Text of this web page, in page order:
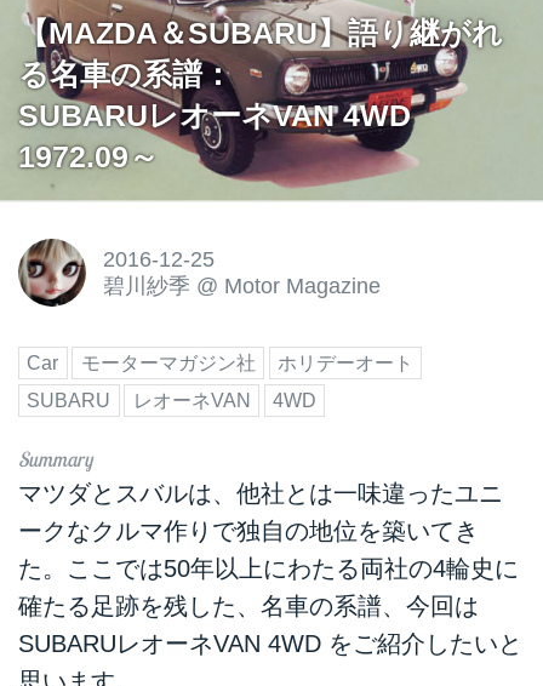
【MAZDA＆SUBARU】語り継がれ
る名車の系譜：
SUBARUレオーネVAN 4WD
1972.09～
2016-12-25
碧川紗季 @ Motor Magazine
Car モーターマガジン社
ホリデーオート
SUBARU
レオーネVAN 4WD
マツダとスバルは、他社とは一味違ったユニ
ークなクルマ作りで独自の地位を築いてき
た。ここでは50年以上にわたる両社の4輪史に
確たる足跡を残した、名車の系譜、今回は
SUBARUレオーネVAN 4WD をご紹介したいと